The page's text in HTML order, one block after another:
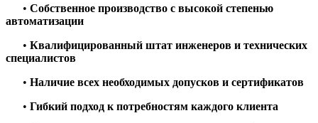
• Собственное производство с высокой степенью
автоматизации
• Квалифицированный штат инженеров и технических
специалистов
• Наличие всех необходимых допусков и сертификатов
• Гибкий подход к потребностям каждого клиента